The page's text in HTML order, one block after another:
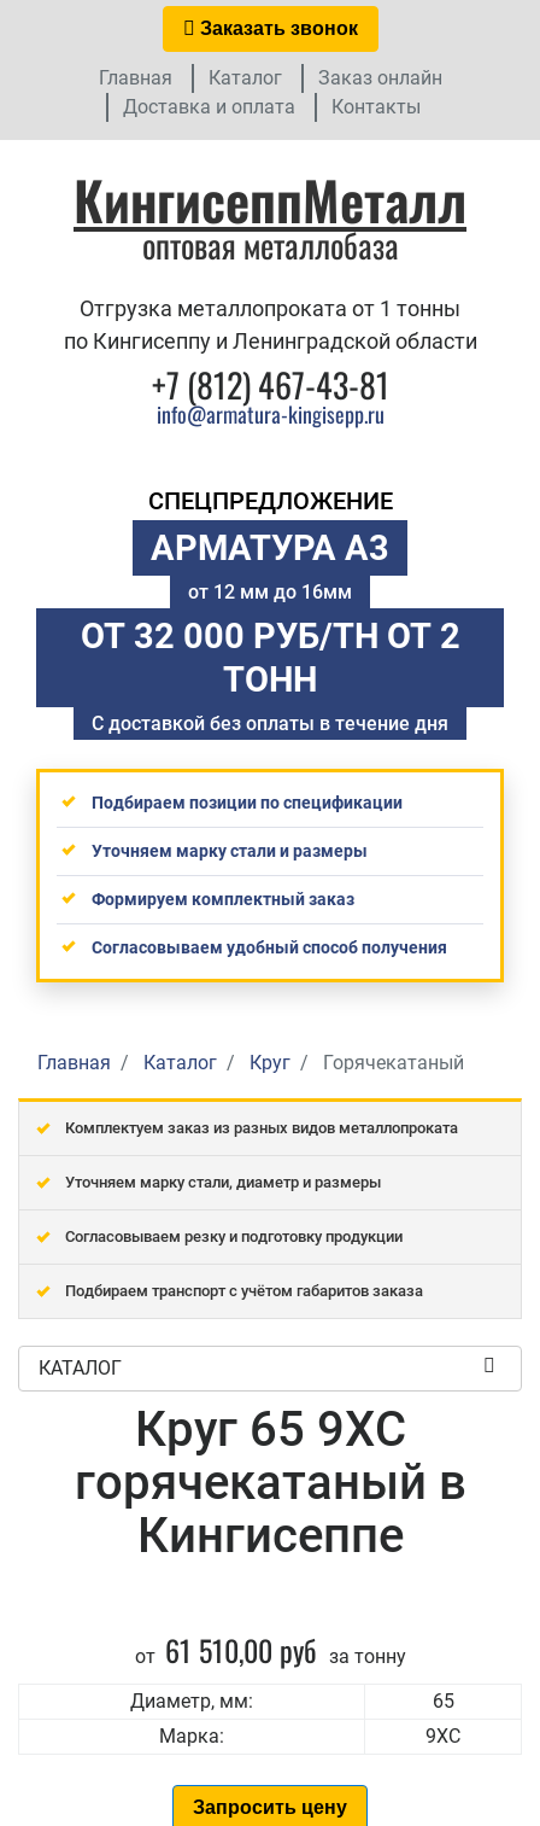
Заказать звонок
Главная Каталог
Заказ онлайн
Доставка и оплата
Контакты
КингисеппМеталл
оптовая металлобаза
Отгрузка металлопроката от 1 тонны
по Кингисеппу и Ленинградской области
+7 (812) 467-43-81
info@armatura-kingisepp.ru
СПЕЦПРЕДЛОЖЕНИЕ
АРМАТУРА А3
от 12 мм до 16мм
ОТ 32 000 РУБ/ТН ОТ 2
ТОНН
С доставкой без оплаты в течение дня
Подбираем позиции по спецификации
Уточняем марку стали и размеры
Формируем комплектный заказ
Согласовываем удобный способ получения
Главная Каталог Круг Горячекатаный
Комплектуем заказ из разных видов металлопроката
Уточняем марку стали, диаметр и размеры
Согласовываем резку и подготовку продукции
Подбираем транспорт с учётом габаритов заказа
КАТАЛОГ
Круг 65 9ХС
горячекатаный в
Кингисеппе
от 61 510,00 руб за тонну
Диаметр, мм:
65
Марка:
9ХС
Запросить цену